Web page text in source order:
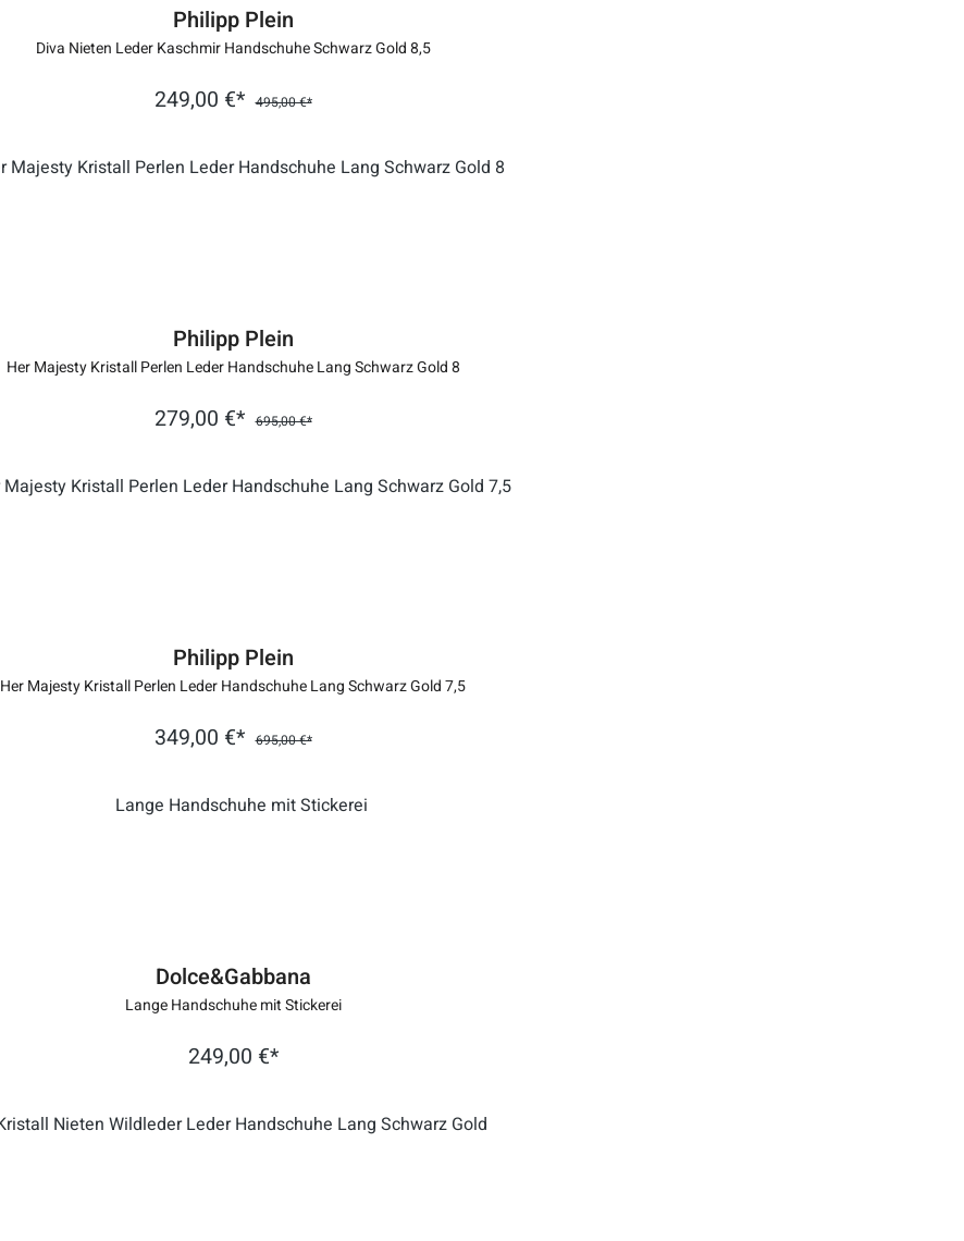
Philipp Plein
Diva Nieten Leder Kaschmir Handschuhe Schwarz Gold 8,5
249,00 €* 495,00 €*
Philipp Plein
Her Majesty Kristall Perlen Leder Handschuhe Lang Schwarz Gold 8
279,00 €* 695,00 €*
Philipp Plein
Her Majesty Kristall Perlen Leder Handschuhe Lang Schwarz Gold 7,5
349,00 €* 695,00 €*
Dolce&Gabbana
Lange Handschuhe mit Stickerei
249,00 €*